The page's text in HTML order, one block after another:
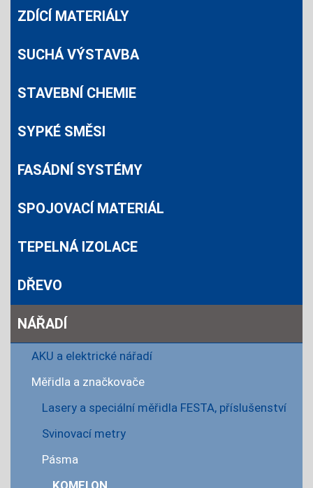
ZDÍCÍ MATERIÁLY
SUCHÁ VÝSTAVBA
STAVEBNÍ CHEMIE
SYPKÉ SMĚSI
FASÁDNÍ SYSTÉMY
SPOJOVACÍ MATERIÁL
TEPELNÁ IZOLACE
DŘEVO
NÁŘADÍ
AKU a elektrické nářadí
Měřidla a značkovače
Lasery a speciální měřidla FESTA, příslušenství
Svinovací metry
Pásma